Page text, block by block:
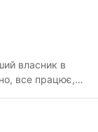
власник в
все працює,